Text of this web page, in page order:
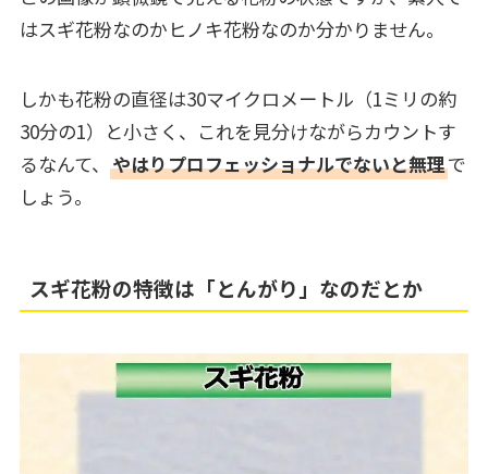
はスギ花粉なのかヒノキ花粉なのか分かりません。
しかも花粉の直径は30マイクロメートル（1ミリの約
30分の1）と小さく、これを見分けながらカウントす
るなんて、 やはりプロフェッショナルでないと無理で
しょう。
スギ花粉の特徴は「とんがり」なのだとか